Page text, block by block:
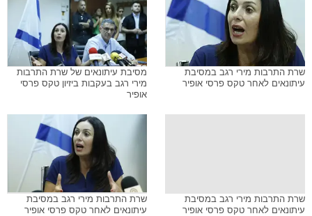
שרת התרבות מירי רגב במסיבת
עיתונאים לאחר טקס פרסי אופיר
מסיבת עיתונאים של שרת התרבות
מירי רגב בעקבות ביזיון טקס פרסי
אופיר
שרת התרבות מירי רגב במסיבת
עיתונאים לאחר טקס פרסי אופיר
שרת התרבות מירי רגב במסיבת
עיתונאים לאחר טקס פרסי אופיר